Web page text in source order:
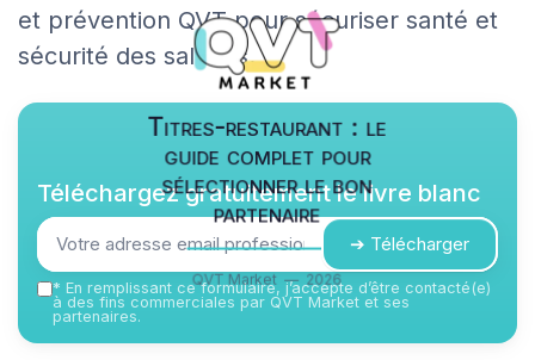
et prévention QVT pour sécuriser santé et
sécurité des salariés.
Titres-restaurant : le
guide complet pour
sélectionner le bon
partenaire
QVT Market — 2026
Téléchargez gratuitement le livre blanc
➔ Télécharger
* En remplissant ce formulaire, j’accepte d’être contacté(e)
à des fins commerciales par QVT Market et ses
partenaires.